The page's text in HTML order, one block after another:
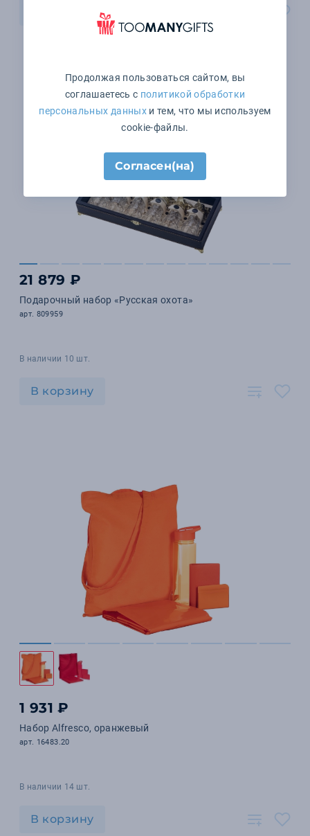
21 879 ₽
Подарочный набор «Русская охота»
арт. 809959
В наличии 10 шт.
В корзину
1 931 ₽
Набор Alfresco, оранжевый
арт. 16483.20
В наличии 14 шт.
В корзину
Продолжая пользоваться сайтом, вы
соглашаетесь с политикой обработки
персональных данныхи тем, что мы используем
cookie-файлы.
Согласен(на)